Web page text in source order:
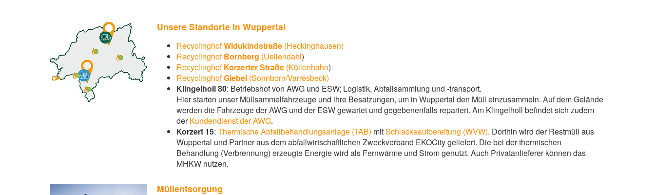
Unsere Standorte in Wuppertal
RecyclinghofWidukindstraße (Heckinghausen)
RecyclinghofBornberg (Uellendahl)
RecyclinghofKorzerter Straße (Küllenhahn)
RecyclinghofGiebel (Sonnborn/Varresbeck)
Klingelholl 80: Betriebshof von AWG und ESW; Logistik, Abfallsammlung und -transport.
Hier starten unser Müllsammelfahrzeuge und ihre Besatzungen, um in Wuppertal den Müll einzusammeln. Auf dem Gelände
werden die Fahrzeuge der AWG und der ESW gewartet und gegebenenfalls repariert. Am Klingelholl befindet sich zudem
derKundendienst der AWG.
Korzert 15: Thermische Abfallbehandlungsanlage (TAB) mitSchlackeaufbereitung (WVW). Dorthin wird der Restmüll aus
Wuppertal und Partner aus dem abfallwirtschaftlichen Zweckverband EKOCity geliefert. Die bei der thermischen
Behandlung (Verbrennung) erzeugte Energie wird als Fernwärme und Strom genutzt. Auch Privatanlieferer können das
MHKW nutzen.
Müllentsorgung